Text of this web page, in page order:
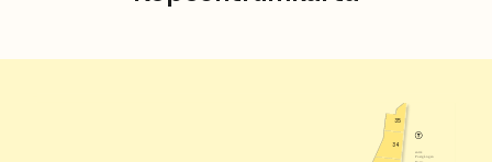
34
35
entré
Postgången